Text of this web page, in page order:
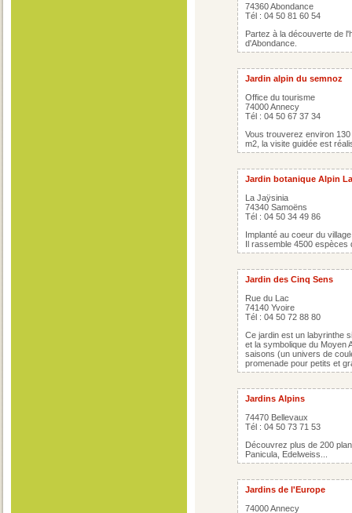
74360 Abondance
Tél : 04 50 81 60 54
Partez à la découverte de
d'Abondance.
Jardin alpin du semnoz
Office du tourisme
74000 Annecy
Tél : 04 50 67 37 34
Vous trouverez environ
m2, la visite guidée est
Jardin botanique Alpin
La Jaÿsinia
74340 Samoëns
Tél : 04 50 34 49 86
Implanté au coeur du
Il rassemble 4500 espèces
Jardin des Cinq Sens
Rue du Lac
74140 Yvoire
Tél : 04 50 72 88 80
Ce jardin est un labyrinthe
et la symbolique du Moyen
saisons (un univers de
promenade pour petits et
Jardins Alpins
74470 Bellevaux
Tél : 04 50 73 71 53
Découvrez plus de 200
Panicula, Edelweiss...
Jardins de l'Europe
74000 Annecy